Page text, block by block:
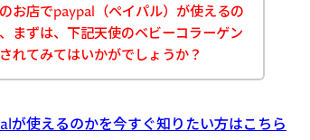
お店でpaypal（ペイパル）が使えるの
まずは、下記天使のベビーコラーゲン
れてみてはいかがでしょうか？
使えるのかを今すぐ知りたい方はこちら